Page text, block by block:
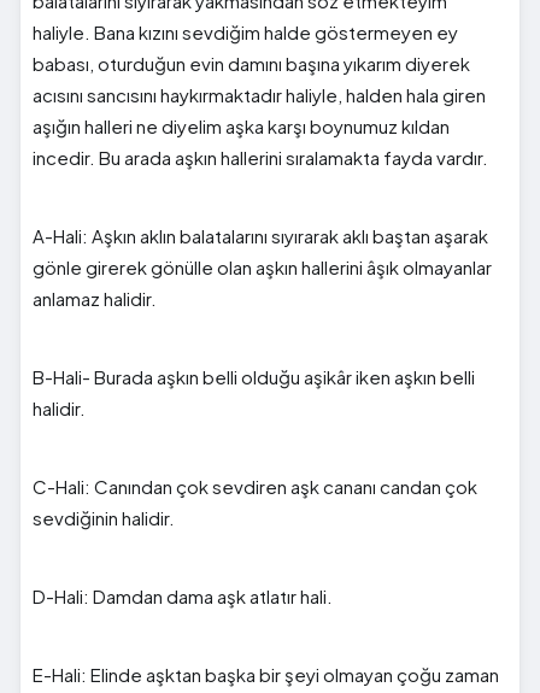
haliyle. Bana kızını sevdiğim halde göstermeyen ey
babası, oturduğun evin damını başına yıkarım diyerek
acısını sancısını haykırmaktadır haliyle, halden hala giren
aşığın halleri ne diyelim aşka karşı boynumuz kıldan
incedir. Bu arada aşkın hallerini sıralamakta fayda vardır.
A-Hali: Aşkın aklın balatalarını sıyırarak aklı baştan aşarak
gönle girerek gönülle olan aşkın hallerini âşık olmayanlar
anlamaz halidir.
B-Hali- Burada aşkın belli olduğu aşikâr iken aşkın belli
halidir.
C-Hali: Canından çok sevdiren aşk cananı candan çok
sevdiğinin halidir.
D-Hali: Damdan dama aşk atlatır hali.
E-Hali: Elinde aşktan başka bir şeyi olmayan çoğu zaman